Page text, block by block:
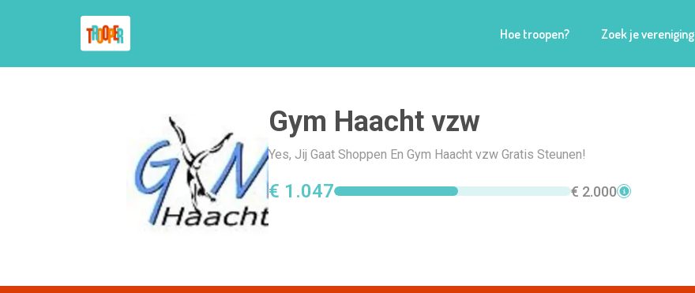
Hoe troopen? Zoek je vereniging
Gym Haacht vzw
Yes, Jij Gaat Shoppen En Gym Haacht vzw Gratis Steunen!
€ 1.047 € 2.000